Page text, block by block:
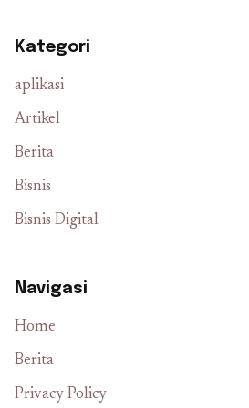
Kategori
aplikasi
Artikel
Berita
Bisnis
Bisnis Digital
Navigasi
Home
Berita
Privacy Policy